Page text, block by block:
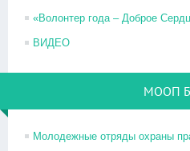
«Волонтер года – Доброе
ВИДЕО
МООП
Молодежные отряды охраны